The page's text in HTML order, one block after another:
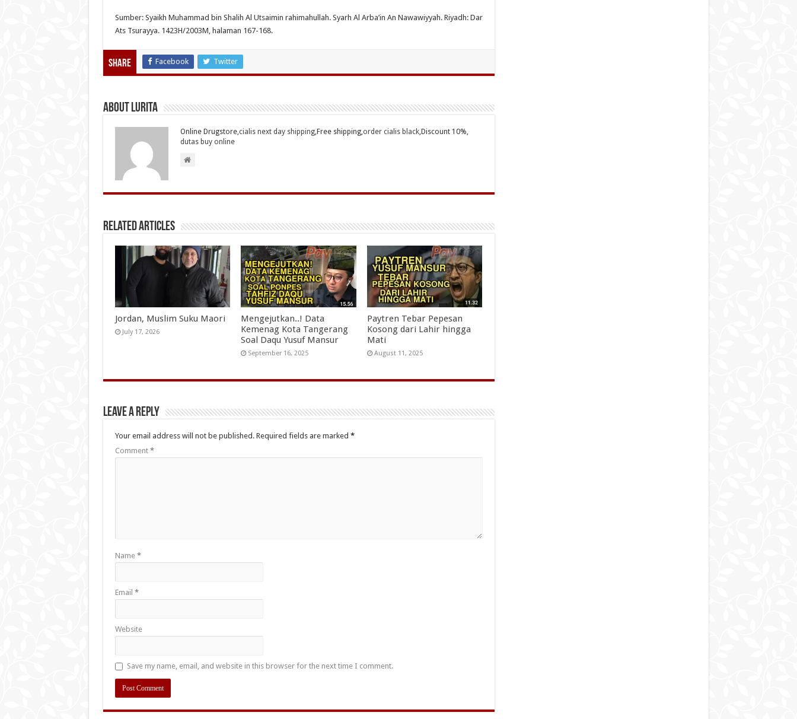
Sumber: Syaikh Muhammad bin Shalih Al Utsaimin rahimahullah. Syarh Al Arba’in An Nawawiyyah. Riyadh: Dar
Ats Tsurayya. 1423H/2003M, halaman 167-168.
Share Facebook Twitter
About Lurita
Online Drugstore,cialis next day shipping,Free shipping,order cialis black,Discount 10%,
dutas buy online
Related Articles
Jordan, Muslim Suku Maori
July 17, 2026
Mengejutkan..! Data
Kemenag Kota Tangerang
Soal Daqu Yusuf Mansur
September 16, 2025
Paytren Tebar Pepesan
Kosong dari Lahir hingga
Mati
August 11, 2025
Leave a Reply
Your email address will not be published. Required fields are marked *
Comment *
Name *
Email *
Website
Save my name, email, and website in this browser for the next time I comment.